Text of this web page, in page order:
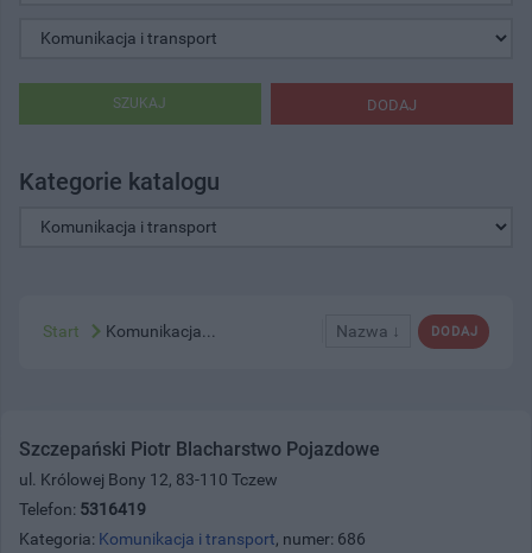
DODAJ
SZUKAJ
Kategorie katalogu
DODAJ
Nazwa ↓
Start Komunikacja...
Szczepański Piotr Blacharstwo Pojazdowe
ul. Królowej Bony 12, 83-110 Tczew
Telefon: 5316419
Kategoria: Komunikacja i transport, numer: 686